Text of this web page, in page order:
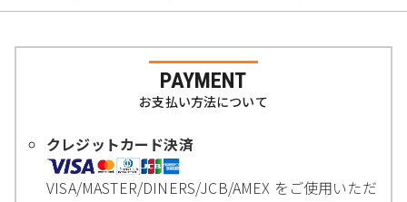
PAYMENT
お支払い方法について
クレジットカード決済
VISA/MASTER/DINERS/JCB/AMEX をご使用いただ